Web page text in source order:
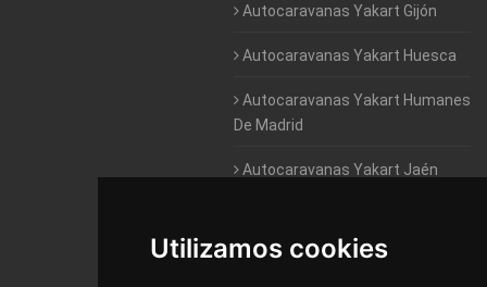
Utilizamos cookies
Autocaravanas Yakart Gijón
Autocaravanas Yakart Huesca
Autocaravanas Yakart Humanes
De Madrid
Autocaravanas Yakart Jaén
Autocaravanas Yakart Valencia